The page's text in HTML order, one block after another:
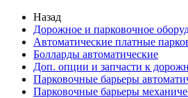
Назад
Дорожное и парковочное
Автоматические платные
Болларды автоматические
Доп. опции и запчасти к
Парковочные барьеры
Парковочные барьеры